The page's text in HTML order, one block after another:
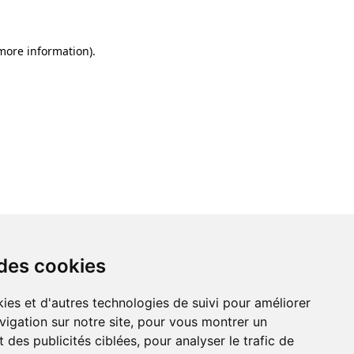
cookies
et d'autres technologies de suivi pour améliorer
sur notre site, pour vous montrer un
des publicités ciblées, pour analyser le trafic de
information).